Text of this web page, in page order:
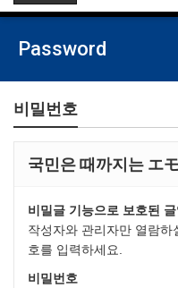
Password
비밀번호
국민은 때까지는 エ
비밀글 기능으로 보호된
작성자와 관리자만 열람
호를 입력하세요.
비밀번호